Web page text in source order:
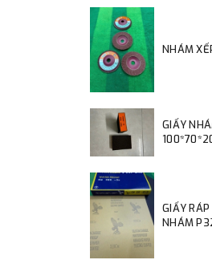
NHÁM
GIẤY
GIẤY
NHÁM